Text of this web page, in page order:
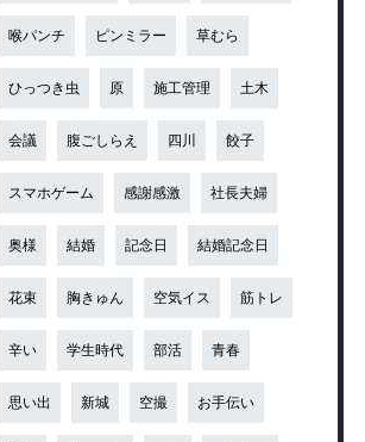
喉パンチ ピンミラー 草むら
ひっつき虫 原 施工管理 土木
会議 腹ごしらえ 四川 餃子
スマホゲーム 感謝感激 社長夫婦
奥様 結婚 記念日 結婚記念日
花束 胸きゅん 空気イス 筋トレ
辛い 学生時代 部活 青春
思い出 新城 空撮 お手伝い